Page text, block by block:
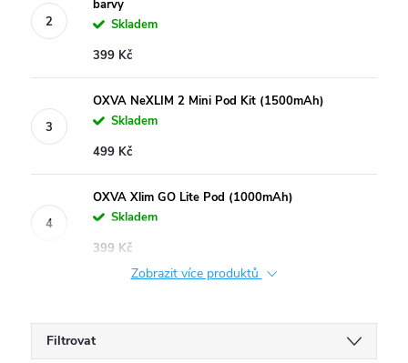
barvy
Skladem
399 Kč
OXVA NeXLIM 2 Mini Pod Kit (1500mAh)
Skladem
499 Kč
OXVA Xlim GO Lite Pod (1000mAh)
Skladem
399 Kč
Zobrazit více produktů
Filtrovat